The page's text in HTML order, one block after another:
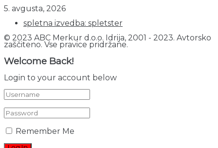
5. avgusta, 2026
spletna izvedba: spletster
© 2023 ABC Merkur d.o.o. Idrija, 2001 - 2023. Avtorsko
zaščiteno. Vse pravice pridržane.
Welcome Back!
Login to your account below
Remember Me